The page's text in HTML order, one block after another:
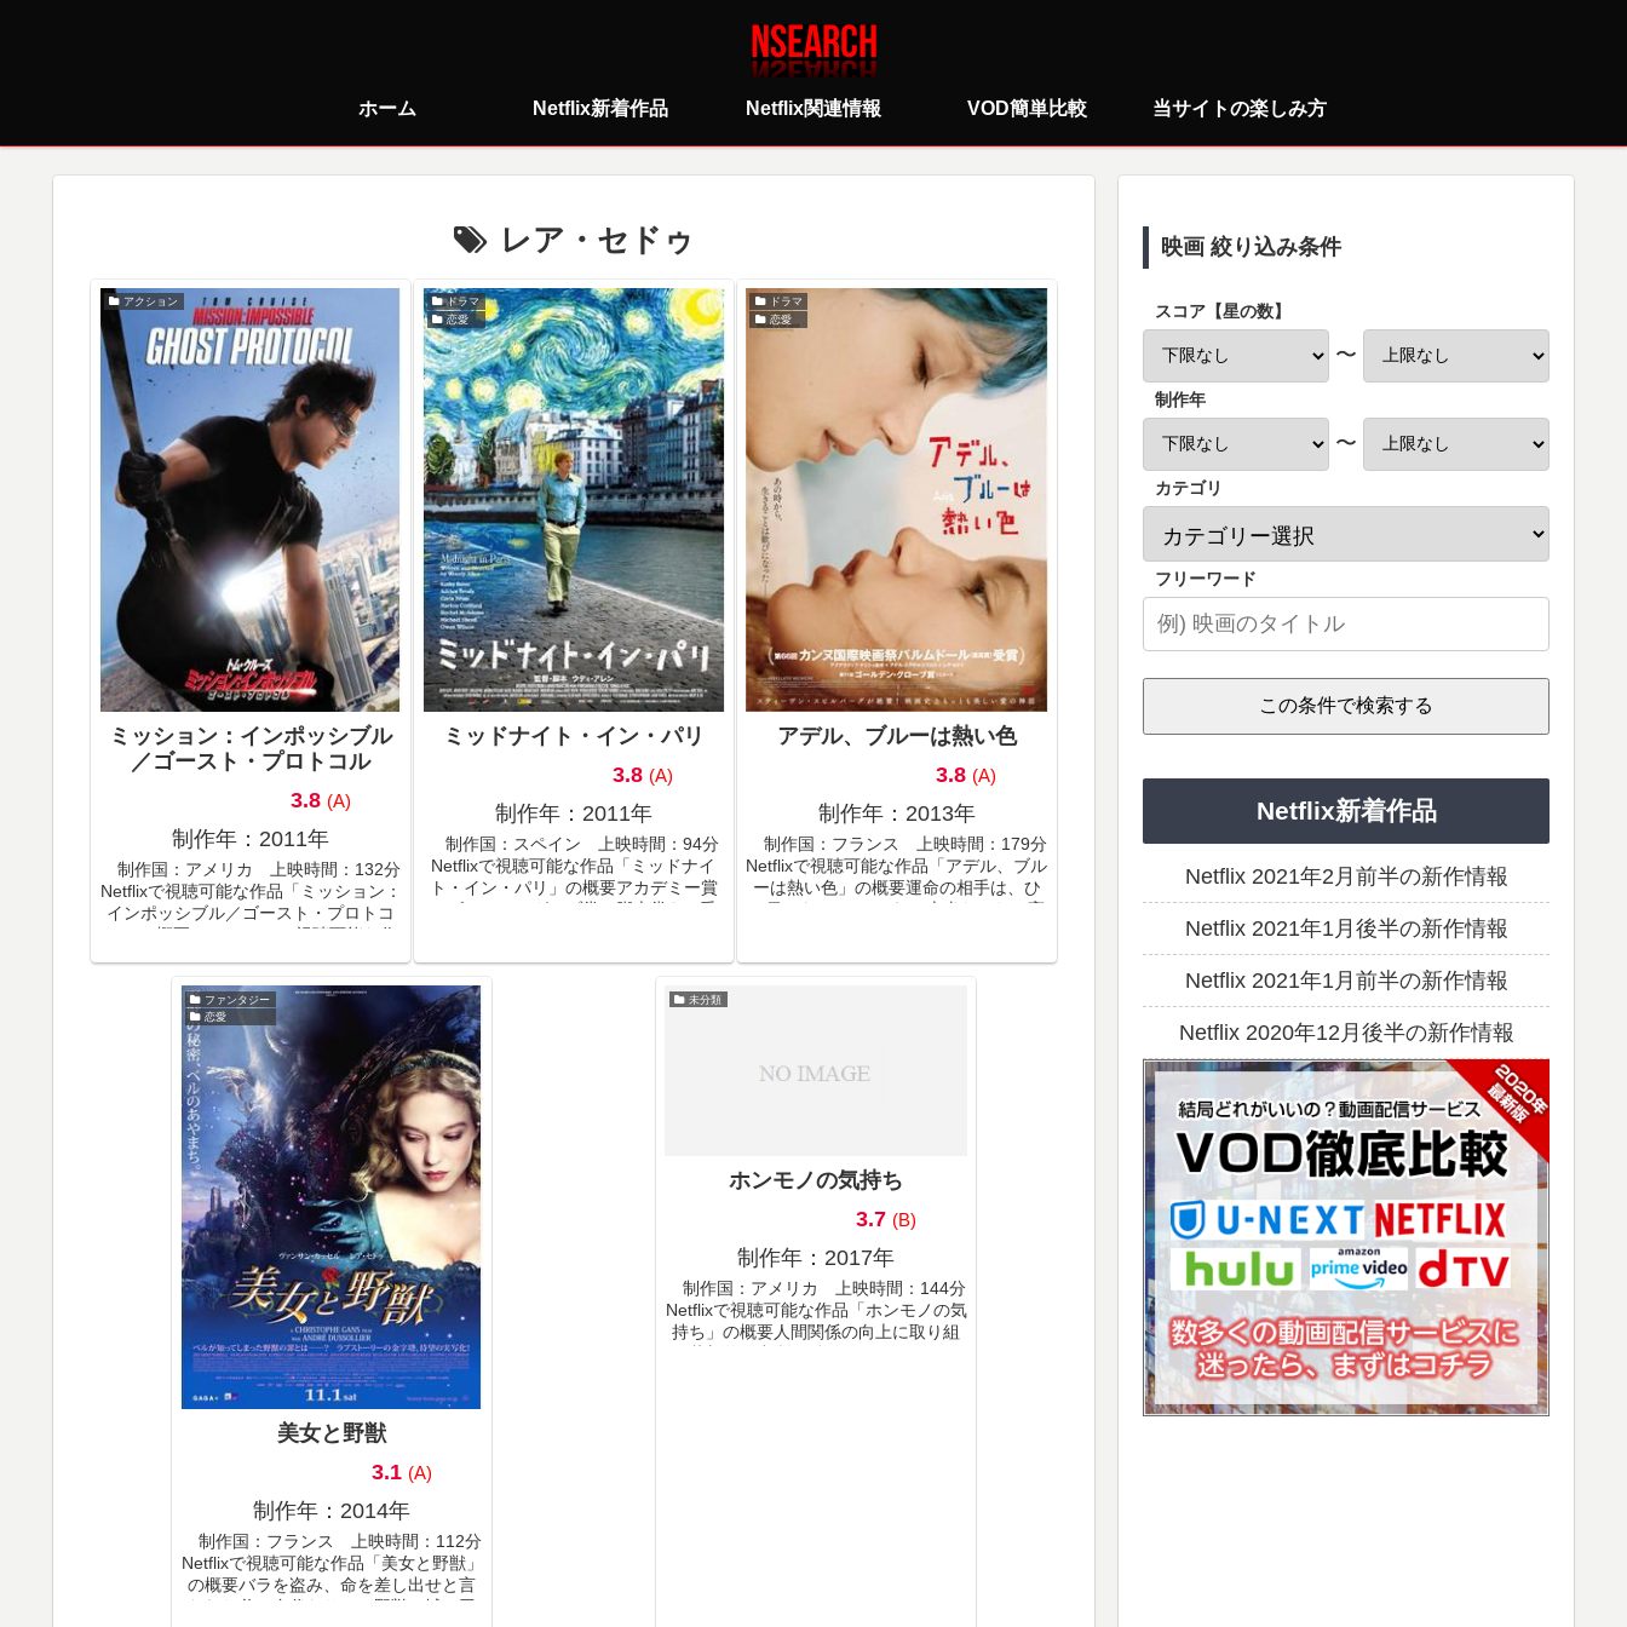
ホーム Netflix新着作品 Netflix関連情報 VOD簡単比較 当サイトの楽しみ方
レア・セドゥ
アクション
ミッション：インポッシブル
／ゴースト・プロトコル
3.8 (A)
制作年：2011年
制作国：アメリカ 上映時間：132分
Netflixで視聴可能な作品「ミッション：
インポッシブル／ゴースト・プロトコ
ル」の概要NoneNetflixで視聴可能な作
ースト・プロトコル」の予告動画
Youtube...
ドラマ
恋愛
ミッドナイト・イン・パリ
3.8 (A)
制作年：2011年
制作国：スペイン 上映時間：94分
Netflixで視聴可能な作品「ミッドナイ
ト・イン・パリ」の概要アカデミー賞
とゴールデングラブ賞で脚本賞をW受
ドラマ
恋愛
アデル、ブルーは熱い色
3.8 (A)
制作年：2013年
制作国：フランス 上映時間：179分
Netflixで視聴可能な作品「アデル、ブル
ーは熱い色」の概要運命の相手は、ひ
と目でわかる──それは本当だった。高
ファンタジー
恋愛
美女と野獣
3.1 (A)
制作年：2014年
制作国：フランス 上映時間：112分
Netflixで視聴可能な作品「美女と野獣」
の概要バラを盗み、命を差し出せと言
われた父の身代わりに、野獣の城に囚
未分類
ホンモノの気持ち
3.7 (B)
制作年：2017年
制作国：アメリカ 上映時間：144分
Netflixで視聴可能な作品「ホンモノの気
持ち」の概要人間関係の向上に取り組
映画 絞り込み条件
スコア【星の数】
〜
制作年
〜
カテゴリ
フリーワード
Netflix新着作品
Netflix 2021年2月前半の新作情報
Netflix 2021年1月後半の新作情報
Netflix 2021年1月前半の新作情報
Netflix 2020年12月後半の新作情報